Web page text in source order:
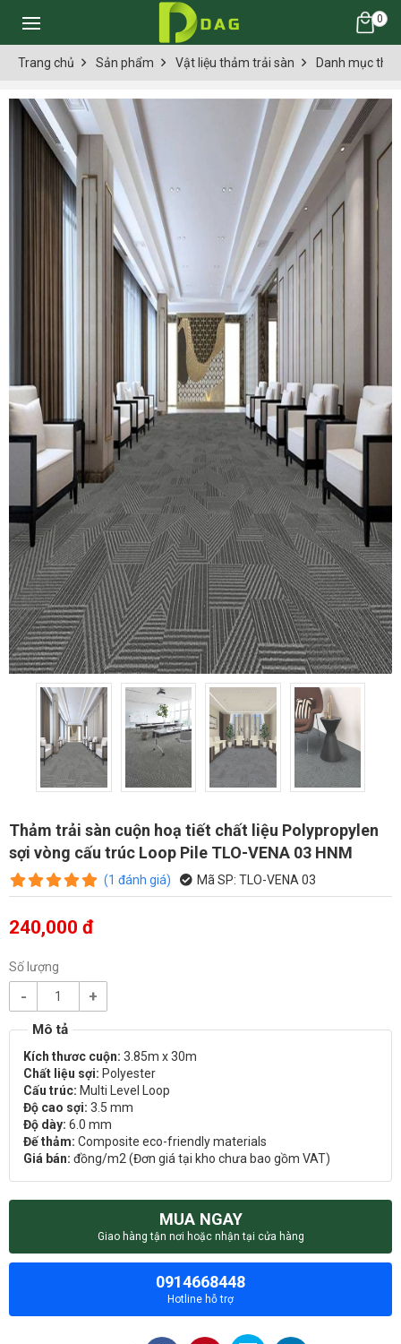
0
Trang chủ Sản phẩm Vật liệu thảm trải sàn Danh mục
Thảm trải sàn cuộn hoạ tiết chất liệu Polypropylen
sợi vòng cấu trúc Loop Pile TLO-VENA 03 HNM
(1 đánh giá) Mã SP: TLO-VENA 03
240,000 đ
Số lượng
- +
Kích thươc cuộn: 3.85m x 30m
Chất liệu sợi: Polyester
Cấu trúc: Multi Level Loop
Độ cao sợi: 3.5 mm
Độ dày: 6.0 mm
Đế thảm: Composite eco-friendly materials
Giá bán: đồng/m2 (Đơn giá tại kho chưa bao gồm VAT)
MUA NGAY
Giao hàng tận nơi hoặc nhận tại cửa hàng
0914668448
Hotline hỗ trợ